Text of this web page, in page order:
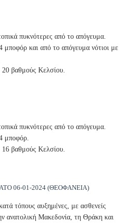
πυκνότερες από το απόγευμα.
και από το απόγευμα νότιοι με
βαθμούς Κελσίου.
πυκνότερες από το απόγευμα.
μποφόρ.
βαθμούς Κελσίου.
06-01-2024 (ΘΕΟΦΑΝΕΙΑ)
τόπους αυξημένες, με ασθενείς
ανατολική Μακεδονία, τη Θράκη και